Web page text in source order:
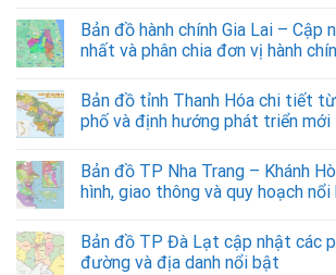
Bản đồ hành chính Gia Lai – Cập
nhất và phân chia đơn vị hành
Bản đồ tỉnh Thanh Hóa chi tiết
phố và định hướng phát triển mới
Bản đồ TP Nha Trang – Khánh
hình, giao thông và quy hoạch
Bản đồ TP Đà Lạt cập nhật các
đường và địa danh nổi bật